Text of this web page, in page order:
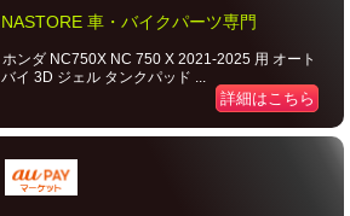
NASTORE 車・バイクパーツ専門
ホンダ NC750X NC 750 X 2021-2025 用 オート
バイ 3D ジェル タンクパッド ...
詳細はこちら